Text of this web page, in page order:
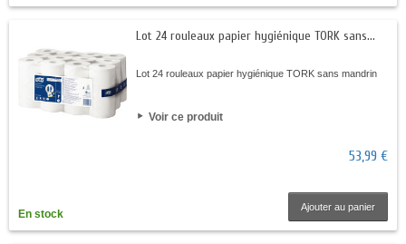
Lot 24 rouleaux papier hygiénique TORK sans...
Lot 24 rouleaux papier hygiénique TORK sans mandrin
Voir ce produit
53,99 €
En stock
Ajouter au panier